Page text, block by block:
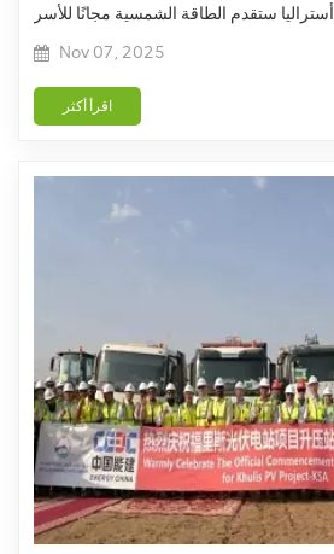
أستراليا ستقدم الطاقة الشمسية مجانًا للأسر
Nov 07, 2025
اقرأ أكثر